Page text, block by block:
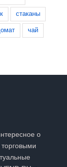
стаканы
чай
и